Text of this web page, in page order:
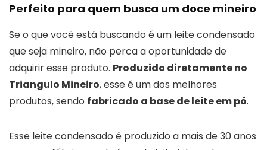
Perfeito para quem busca um doce mineiro
Se o que você está buscando é um leite condensado
que seja mineiro, não perca a oportunidade de
adquirir esse produto. Produzido diretamente no
Triangulo Mineiro, esse é um dos melhores
produtos, sendo fabricado a base de leite em pó.
Esse leite condensado é produzido a mais de 30 anos